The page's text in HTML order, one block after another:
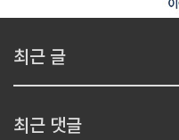
최근 글
최근 댓글